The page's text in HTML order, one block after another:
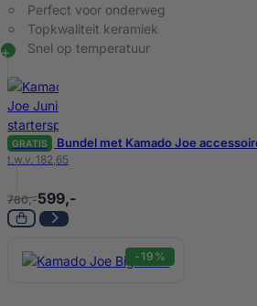
Perfect voor onderweg
Topkwaliteit keramiek
Snel op temperatuur
GRATIS Bundel met Kamado Joe
t.w.v. 182,65
780,-599,-
-19%